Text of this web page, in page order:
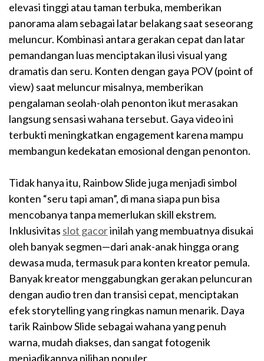
elevasi tinggi atau taman terbuka, memberikan
panorama alam sebagai latar belakang saat seseorang
meluncur. Kombinasi antara gerakan cepat dan latar
pemandangan luas menciptakan ilusi visual yang
dramatis dan seru. Konten dengan gaya POV (point of
view) saat meluncur misalnya, memberikan
pengalaman seolah-olah penonton ikut merasakan
langsung sensasi wahana tersebut. Gaya video ini
terbukti meningkatkan engagement karena mampu
membangun kedekatan emosional dengan penonton.
Tidak hanya itu, Rainbow Slide juga menjadi simbol
konten “seru tapi aman”, di mana siapa pun bisa
mencobanya tanpa memerlukan skill ekstrem.
Inklusivitas slot gacorinilah yang membuatnya disukai
oleh banyak segmen—dari anak-anak hingga orang
dewasa muda, termasuk para konten kreator pemula.
Banyak kreator menggabungkan gerakan peluncuran
dengan audio tren dan transisi cepat, menciptakan
efek storytelling yang ringkas namun menarik. Daya
tarik Rainbow Slide sebagai wahana yang penuh
warna, mudah diakses, dan sangat fotogenik
menjadikannya pilihan populer.